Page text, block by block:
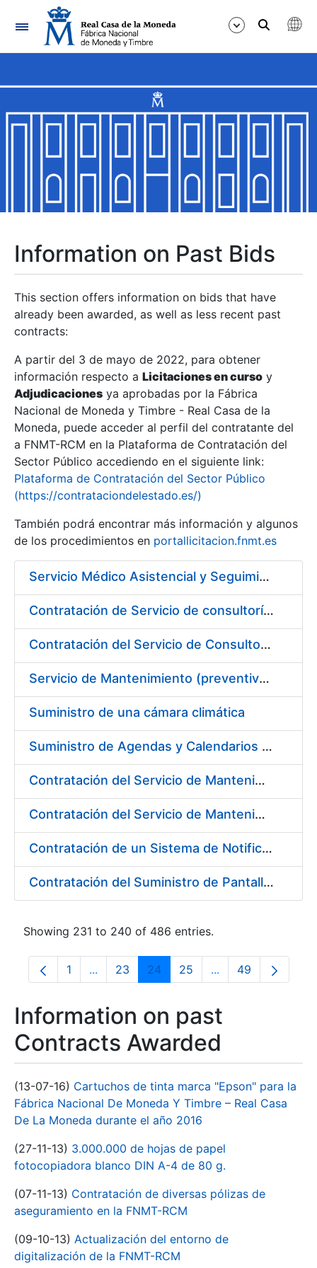
Navigation
Show/Hide
Show/Hide
Show/Hide
Show/Hide
Show/Hide
Show/Hide
Information on Past Bids
This section offers information on bids that have
already been awarded, as well as less recent past
contracts:
A partir del 3 de mayo de 2022, para obtener
información respecto a Licitaciones en curso y
Adjudicaciones ya aprobadas por la Fábrica
Nacional de Moneda y Timbre - Real Casa de la
Moneda, puede acceder al perfil del contratante del
a FNMT-RCM en la Plataforma de Contratación del
Sector Público accediendo en el siguiente link:
Plataforma de Contratación del Sector Público
(https://contrataciondelestado.es/)
También podrá encontrar más información y algunos
de los procedimientos en portallicitacion.fnmt.es
Servicio Médico Asistencial y Seguimiento del Absentismo Laboral
Contratación de Servicio de consultoría para implantación por fases de un sistema de gestión del ciclo de vida de las aplicaciones en el área de desarrollo de CERES (Fase 1).
Contratación del Servicio de Consultoría para la Definición de la Arquitectura Empresarial de la FNMT-RCM
Servicio de Mantenimiento (preventivo, correctivo y legal) de los Aparatos Elevadores de la Fábrica Nacional de Moneda y Timbre-Real Casa de la Moneda, en Madrid.
Suministro de una cámara climática
Suministro de Agendas y Calendarios para la FNMT-RCM
Contratación del Servicio de Mantenimiento de Licencias de Liferay
Contratación del Servicio de Mantenimiento de los equipos multifuncionales marca Ricoh
Contratación de un Sistema de Notificaciones y Comunicaciones Electrónicas, mediante Dirección Electrónica Habilitada
Contratación del Suministro de Pantallas basadas en Tecnología LED
Showing 231 to 240 of 486 entries.
Page
1 ...Intermediate Pages Use TAB to navigate.
Page
23 Page
24 Page
25 ...Intermediate
Page
49
Information on past
Contracts Awarded
(13-07-16) Cartuchos de tinta marca "Epson" para la
Fábrica Nacional De Moneda Y Timbre – Real Casa
De La Moneda durante el año 2016
(27-11-13) 3.000.000 de hojas de papel
fotocopiadora blanco DIN A-4 de 80 g.
(07-11-13) Contratación de diversas pólizas de
aseguramiento en la FNMT-RCM
(09-10-13) Actualización del entorno de
digitalización de la FNMT-RCM